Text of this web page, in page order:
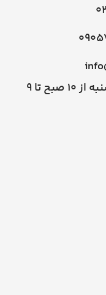
ساعات کاری: شنبه تا پنجشنبه از ۱۰ صبح تا ۹